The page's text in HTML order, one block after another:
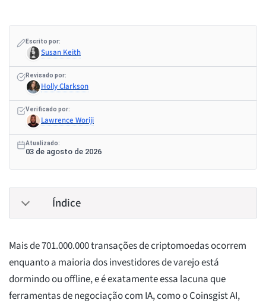
Escrito por:
Susan Keith
Revisado por:
Holly Clarkson
Verificado por:
Lawrence Woriji
Atualizado:
03 de agosto de 2026
Índice
Mais de 701.000.000 transações de criptomoedas ocorrem
enquanto a maioria dos investidores de varejo está
dormindo ou offline, e é exatamente essa lacuna que
ferramentas de negociação com IA, como o Coinsgist AI,